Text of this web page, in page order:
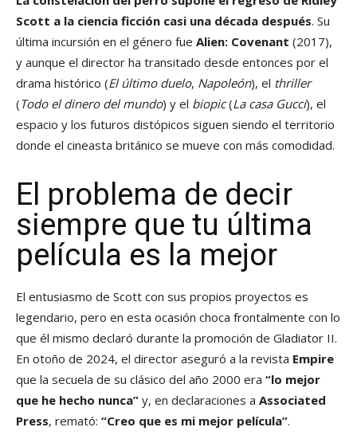
Scott a la ciencia ficción casi una década después. Su
última incursión en el género fue Alien: Covenant (2017),
y aunque el director ha transitado desde entonces por el
drama histórico (El último duelo, Napoleón), el thriller
(Todo el dinero del mundo) y el biopic(La casa Gucci), el
espacio y los futuros distópicos siguen siendo el territorio
donde el cineasta británico se mueve con más comodidad.
El problema de decir
siempre que tu última
película es la mejor
El entusiasmo de Scott con sus propios proyectos es
legendario, pero en esta ocasión choca frontalmente con lo
que él mismo declaró durante la promoción de Gladiator II.
En otoño de 2024, el director aseguró a la revista Empire
que la secuela de su clásico del año 2000 era “lo mejor
que he hecho nunca” y, en declaraciones a Associated
Press, remató: “Creo que es mi mejor película”.